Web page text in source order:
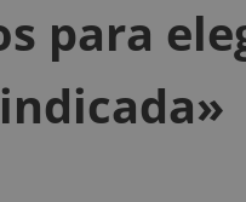
para